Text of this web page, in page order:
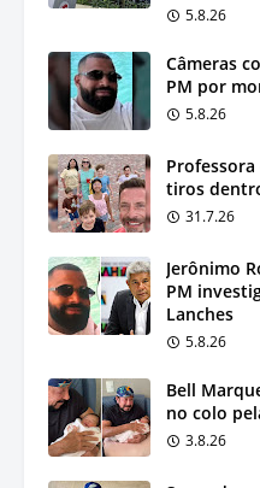
5.8.26
Câmeras
PM por
5.8.26
tiros
31.7.26
Jerônimo
PM
Lanches
5.8.26
Bell
no colo
3.8.26